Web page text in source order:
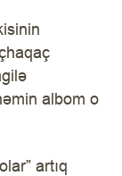
albom o
artıq